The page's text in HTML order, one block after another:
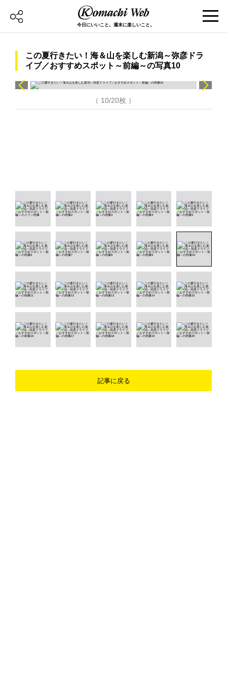
今日にいいこと。週末に楽しいこと。
この夏行きたい！海＆山を楽しむ新潟～弥彦ドラ
イブ／おすすめスポット～前編～の写真10
（ 10/20枚 ）
記事に戻る